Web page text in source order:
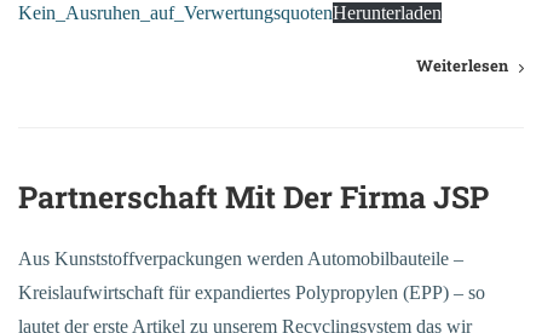
Kein_Ausruhen_auf_VerwertungsquotenHerunterladen
Weiterlesen
Partnerschaft Mit Der Firma JSP
Aus Kunststoffverpackungen werden Automobilbauteile –
Kreislaufwirtschaft für expandiertes Polypropylen (EPP) – so
lautet der erste Artikel zu unserem Recyclingsystem das wir